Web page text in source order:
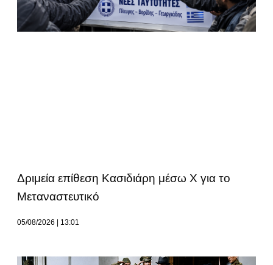
Δριμεία επίθεση Κασιδιάρη μέσω Χ για το
Μεταναστευτικό
05/08/2026 13:01